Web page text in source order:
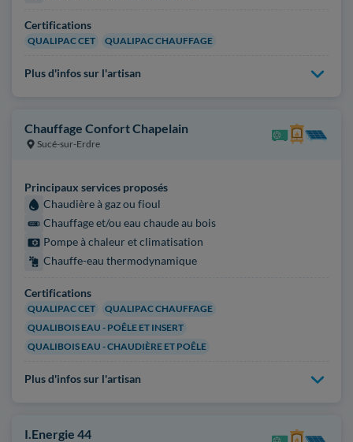
Certifications
QUALIPAC CET QUALIPAC CHAUFFAGE
Plus d'infos sur l'artisan
Chauffage Confort Chapelain
Sucé-sur-Erdre
Principaux services proposés
Chaudière à gaz ou fioul
Chauffage et/ou eau chaude au bois
Pompe à chaleur et climatisation
Chauffe-eau thermodynamique
Certifications
QUALIPAC CET
QUALIPAC CHAUFFAGE
QUALIBOIS EAU - POÊLE ET INSERT
QUALIBOIS EAU - CHAUDIÈRE ET POÊLE
Plus d'infos sur l'artisan
I.Energie 44